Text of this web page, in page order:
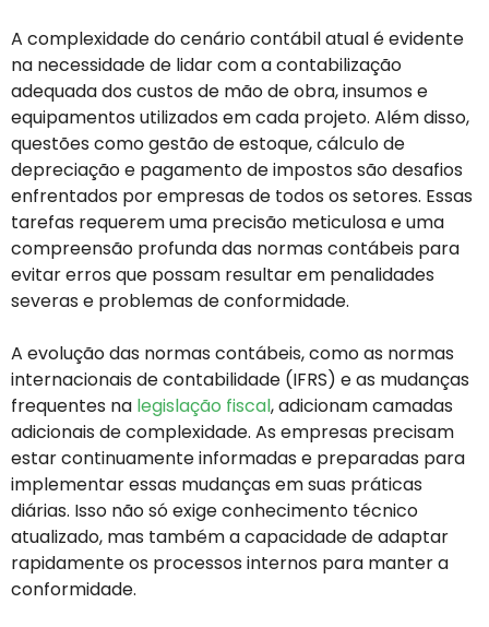
A complexidade do cenário contábil atual é evidente
na necessidade de lidar com a contabilização
adequada dos custos de mão de obra, insumos e
equipamentos utilizados em cada projeto. Além disso,
questões como gestão de estoque, cálculo de
depreciação e pagamento de impostos são desafios
enfrentados por empresas de todos os setores. Essas
tarefas requerem uma precisão meticulosa e uma
compreensão profunda das normas contábeis para
evitar erros que possam resultar em penalidades
severas e problemas de conformidade.
A evolução das normas contábeis, como as normas
internacionais de contabilidade (IFRS) e as mudanças
frequentes na legislação fiscal, adicionam camadas
adicionais de complexidade. As empresas precisam
estar continuamente informadas e preparadas para
implementar essas mudanças em suas práticas
diárias. Isso não só exige conhecimento técnico
atualizado, mas também a capacidade de adaptar
rapidamente os processos internos para manter a
conformidade.